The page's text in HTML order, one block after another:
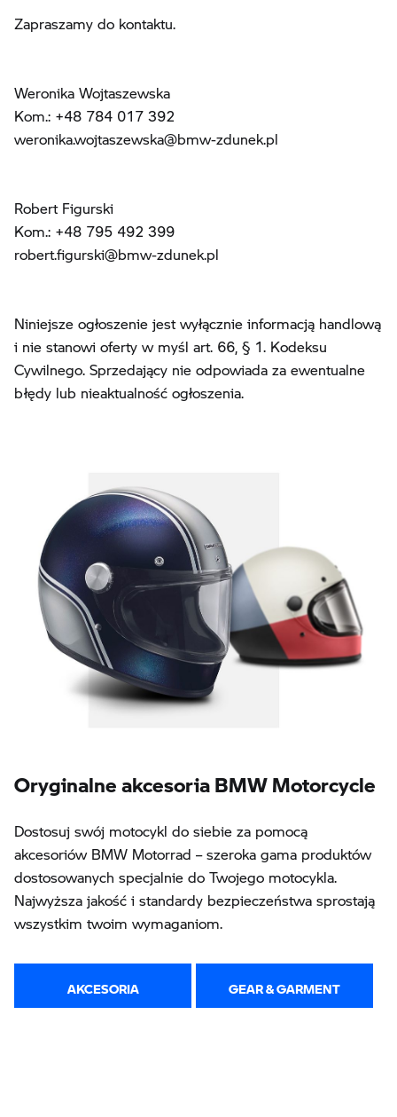
Zapraszamy do kontaktu.
Weronika Wojtaszewska
Kom.: +48 784 017 392
weronika.wojtaszewska@bmw-zdunek.pl
Robert Figurski
Kom.: +48 795 492 399
robert.figurski@bmw-zdunek.pl
Niniejsze ogłoszenie jest wyłącznie informacją handlową
i nie stanowi oferty w myśl art. 66, § 1. Kodeksu
Cywilnego. Sprzedający nie odpowiada za ewentualne
błędy lub nieaktualność ogłoszenia.
Oryginalne akcesoria BMW Motorcycle
Dostosuj swój motocykl do siebie za pomocą
akcesoriów BMW Motorrad – szeroka gama produktów
dostosowanych specjalnie do Twojego motocykla.
Najwyższa jakość i standardy bezpieczeństwa sprostają
wszystkim twoim wymaganiom.
AKCESORIA GEAR & GARMENT